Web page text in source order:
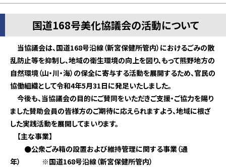
国道168号美化協議会の活動について
当協議会は、国道168号沿線（新宮保健所管内）におけるごみの散
乱防止等を抑制し、地域の衛生環境の向上を図り、もって熊野地方の
自然環境（山・川・海）の保全に寄与する活動を展開するため、官民の
協働組織として令和4年5月31日に発足いたしました。
今後も、当協議会の目的にご賛同をいただきご支援・ご協力を賜り
ました賛助会員の皆様方のご期待に応えられますよう、地域に根ざ
した実践活動を展開してまいります。
【主な事業】
●公衆ごみ箱の設置および維持管理に関する事業（通
年） ※国道168号沿線（新宮保健所管内）